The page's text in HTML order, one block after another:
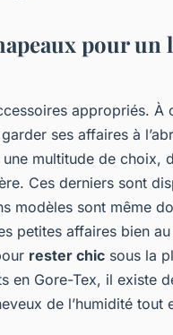
pour un
appropriés. À
ses affaires à
multitude de choix,
Ces derniers sont
modèles sont même
petites affaires bien
rester chic sous la
en Gore-Tex, il existe
de l’humidité tout